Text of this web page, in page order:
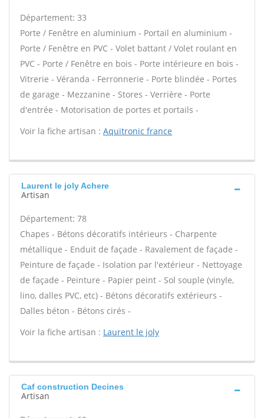
Département: 33
Porte / Fenêtre en aluminium - Portail en aluminium -
Porte / Fenêtre en PVC - Volet battant / Volet roulant en
PVC - Porte / Fenêtre en bois - Porte intérieure en bois -
Vitrerie - Véranda - Ferronnerie - Porte blindée - Portes
de garage - Mezzanine - Stores - Verrière - Porte
d'entrée - Motorisation de portes et portails -
Voir la fiche artisan : Aquitronic france
Laurent le joly Achere
Artisan
Département: 78
Chapes - Bétons décoratifs intérieurs - Charpente
métallique - Enduit de façade - Ravalement de façade -
Peinture de façade - Isolation par l'extérieur - Nettoyage
de façade - Peinture - Papier peint - Sol souple (vinyle,
lino, dalles PVC, etc) - Bétons décoratifs extérieurs -
Dalles béton - Bétons cirés -
Voir la fiche artisan : Laurent le joly
Caf construction Decines
Artisan